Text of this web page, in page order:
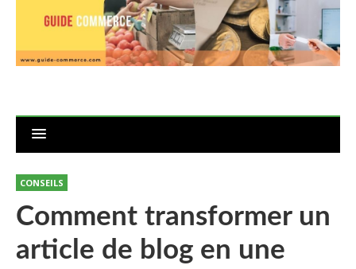
CONSEILS
Comment transformer un
article de blog en une